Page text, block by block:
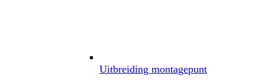
Uitbreiding montagepunt